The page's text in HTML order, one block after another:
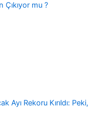
Çıkıyor mu ?
Ayı Rekoru Kırıldı: Peki,